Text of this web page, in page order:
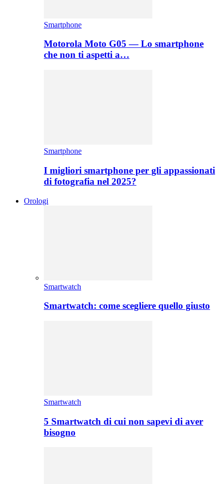
Smartphone
Motorola Moto G05 — Lo smartphone
che non ti aspetti a…
Smartphone
I migliori smartphone per gli appassionati
di fotografia nel 2025?
Orologi
Smartwatch
Smartwatch: come scegliere quello giusto
Smartwatch
5 Smartwatch di cui non sapevi di aver
bisogno